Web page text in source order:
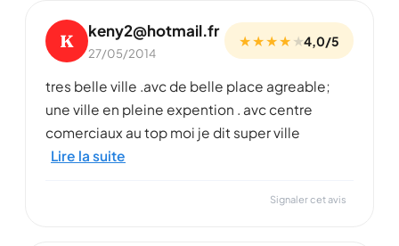
K keny2@hotmail.fr
27/05/2014
★ ★ ★ ★★4,0/5
tres belle ville .avc de belle place agreable;
une ville en pleine expention . avc centre
comerciaux au top moi je dit super ville
Lire la suite
Signaler cet avis